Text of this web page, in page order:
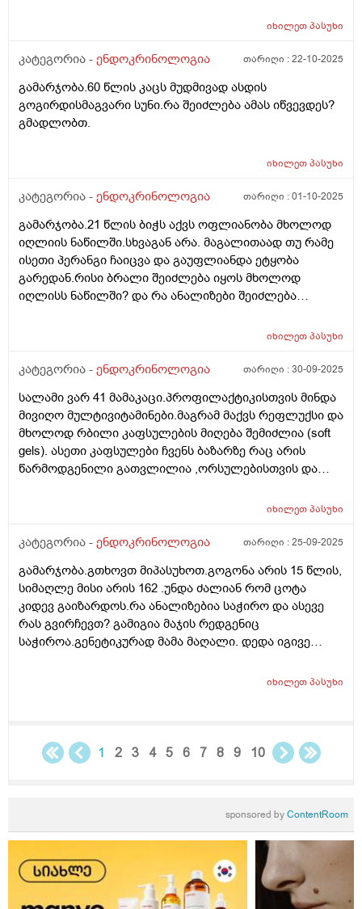
პირველ ანალიზ ზოგი მეუბნება არ იყო საჭირო
იხილეთპასუხი
კატეგორია - ენდოკრინოლოგია თარიღი :22-10-2025
გამარჯობა.60 წლის კაცს მუდმივად ასდის
გოგირდისმაგვარი სუნი.რა შეიძლება ამას იწვევდეს?
გმადლობთ.
იხილეთპასუხი
კატეგორია - ენდოკრინოლოგია თარიღი :01-10-2025
გამარჯობა.21 წლის ბიჭს აქვს ოფლიანობა მხოლოდ
იღლიის ნაწილში.სხვაგან არა. მაგალითაად თუ რამე
ისეთი პერანგი ჩაიცვა და გაუფლიანდა ეტყობა
გარედან.რისი ბრალი შეიძლება იყოს მხოლოდ
იღლისს ნაწილში? და რა ანალიზები შეიძლება
იხილეთპასუხი
კატეგორია - ენდოკრინოლოგია თარიღი :30-09-2025
სალამი ვარ 41 მამაკაცი.პროფილაქტიკისთვის მინდა
მივიღო მულტივიტამინები.მაგრამ მაქვს რეფლუქსი და
მხოლოდ რბილი კაფსულების მიღება შემიძლია (soft
gels). ასეთი კაფსულები ჩვენს ბაზარზე რაც არის
წარმოდგენილი გათვლილია ,ორსულებისთვის და
კარგად მოგეხსენებათ რატომაც) ყველაზე დაბალი
რკინას. თუ შემიძლია მივიღო ასეთი
რამდენჯერმე,ხანგძლივად ან რა სქემას მირჩევთ
რკინა რომ არ დამიგროვდეს. ჰემოგლობინი მაქვს
ანალიზით 161 (120-160 ნორმ). ფერიტინი,ჰემატოკრიტი
და მთლიანად სისხლის ანალიზი ნორმაში მაქვს.
იხილეთპასუხი
კატეგორია - ენდოკრინოლოგია თარიღი :25-09-2025
გამარჯობა.გთხოვთ მიპასუხოთ.გოგონა არის 15 წლის,
სიმაღლე მისი არის 162 .უნდა ძალიან რომ ცოტა
კიდევ გაიზარდოს.რა ანალიზებია საჭირო და ასევე
რას გვირჩევთ? გამიგია მაჯის რედგენიც
საჭიროა.გენეტიკურად მამა მაღალი. დედა იგივე
პლასკასტოპიაც.რომ მომწეროთ რა გამოკვლრვებია
იხილეთპასუხი
1 2 3 4 5 6 7 8 9 10
sponsored byContentRoom